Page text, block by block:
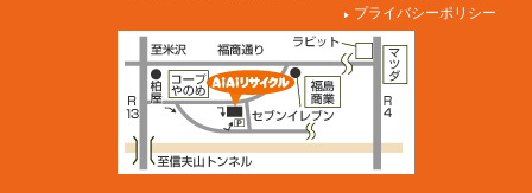
プライバシーポリシー